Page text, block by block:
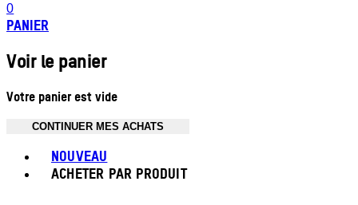
0
PANIER
Voir le panier
Votre panier est vide
CONTINUER MES ACHATS
NOUVEAU
ACHETER PAR PRODUIT